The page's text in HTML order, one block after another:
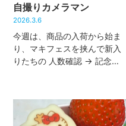
自撮りカメラマン
2026.3.6
今週は、商品の入荷から始ま
り、マキフェスを挟んで新入
りたちの 人数確認 → 記念撮
繰り返しておりました。数え
てみたら12日間筋トレしてた
のですごくマッチョになって